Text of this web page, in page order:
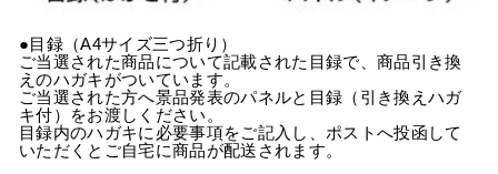
●目録（A4サイズ三つ折り）
ご当選された商品について記載された目録で、商品引き換
えのハガキがついています。
ご当選された方へ景品発表のパネルと目録（引き換えハガ
キ付）をお渡しください。
目録内のハガキに必要事項をご記入し、ポストへ投函して
いただくとご自宅に商品が配送されます。